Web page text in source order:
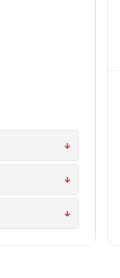
↓
↓
↓